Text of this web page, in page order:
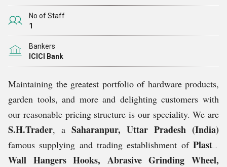
No of Staff
1
Bankers
ICICI Bank
Maintaining the greatest portfolio of hardware products,
garden tools, and more and delighting customers with
our reasonable pricing structure is our speciality. We are
S.H.Trader, a Saharanpur, Uttar Pradesh (India)
famous supplying and trading establishment of Plastic
Wall Hangers Hooks, Abrasive Grinding Wheel,